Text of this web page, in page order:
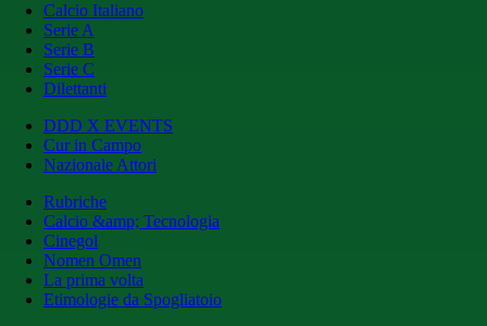
Calcio Italiano
Serie A
Serie B
Serie C
Dilettanti
DDD X EVENTS
Cur in Campo
Nazionale Attori
Rubriche
Calcio &amp; Tecnologia
Cinegol
Nomen Omen
La prima volta
Etimologie da Spogliatoio